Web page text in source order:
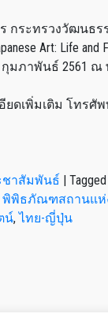
กระทรวงวัฒนธร
Art: Life
กุมภาพันธ์ 2561
ดเพิ่มเติม โทรศัพท์
ชาสัมพันธ์ Tagged
พิพิธภัณฑสถานแห่
น์,ไทย-ญี่ปุ่น